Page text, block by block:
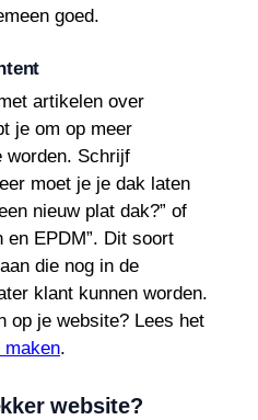
goed.
artikelen over
je om op meer
worden. Schrijf
moet je je dak laten
nieuw plat dak?” of
en EPDM”. Dit soort
die nog in de
klant kunnen worden.
op je website? Lees het
maken.
website?